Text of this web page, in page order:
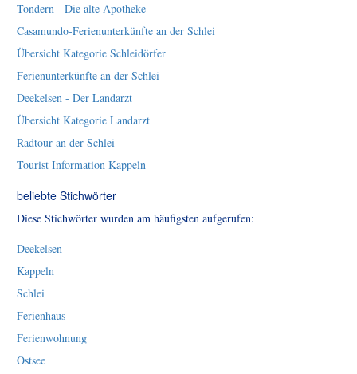
Tondern - Die alte Apotheke
Casamundo-Ferienunterkünfte an der Schlei
Übersicht Kategorie Schleidörfer
Ferienunterkünfte an der Schlei
Deekelsen - Der Landarzt
Übersicht Kategorie Landarzt
Radtour an der Schlei
Tourist Information Kappeln
beliebte Stichwörter
Diese Stichwörter wurden am häufigsten aufgerufen:
Deekelsen
Kappeln
Schlei
Ferienhaus
Ferienwohnung
Ostsee